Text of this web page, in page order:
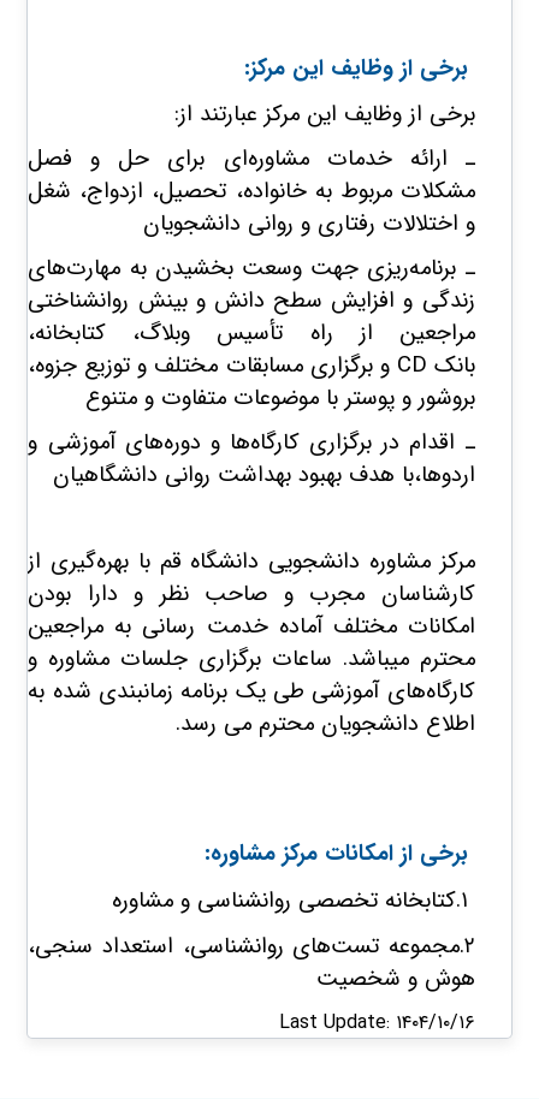
برخی از وظایف این مرکز:
برخی از وظایف این مرکز عبارتند از:
ـ ارائه خدمات مشاوره‌ای برای حل و فصل
مشکلات مربوط به خانواده، تحصیل، ازدواج، شغل
و اختلالات رفتاری و روانی دانشجویان
ـ برنامه‌ریزی جهت وسعت بخشیدن به مهارت‌های
زندگی و افزایش سطح دانش و بینش روانشناختی
مراجعین از راه تأسیس وبلاگ، کتابخانه،
بانک CD و برگزاری مسابقات مختلف و توزیع جزوه،
بروشور و پوستر با موضوعات متفاوت و متنوع
ـ اقدام در برگزاری کارگاه‌ها و دوره‌های آموزشی و
اردوها،با هدف بهبود بهداشت روانی دانشگاهیان
مرکز مشاوره دانشجویی دانشگاه قم با بهره‌گیری از
کارشناسان مجرب و صاحب نظر و دارا بودن
امکانات مختلف آماده خدمت رسانی به مراجعین
محترم میباشد. ساعات برگزاری جلسات مشاوره و
کارگاه‌های آموزشی طی یک برنامه زمانبندی شده به
اطلاع دانشجویان محترم می رسد.
برخی از امکانات مرکز مشاوره:
۱.کتابخانه تخصصی روانشناسی و مشاوره
۲.مجموعه تست‌های روانشناسی​، استعداد سنجی،
هوش و شخصیت
Last Update: ۱۴۰۴/۱۰/۱۶